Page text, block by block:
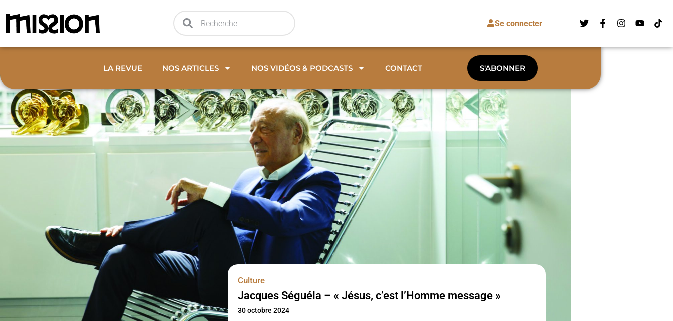
Se connecter
LA REVUE NOS ARTICLES NOS VIDÉOS & PODCASTS CONTACT S'ABONNER
Culture
Jacques Séguéla – « Jésus, c’est l’Homme message »
30 octobre 2024